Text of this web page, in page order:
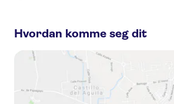
Liverpool River Cruise Anfield Stadium
Hvordan komme seg dit